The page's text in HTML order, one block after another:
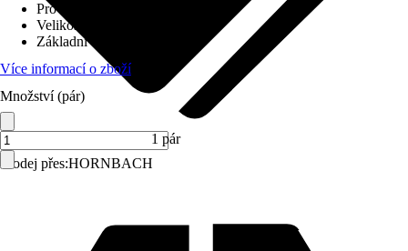
Prodej přes:HORNBACH
Provedení
Velikost
Základní barva
Více informací o zboží
Množství (pár)
1 pár